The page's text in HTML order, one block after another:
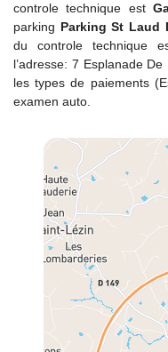
controle technique est
parking Parking St Laud
du controle technique
l’adresse: 7 Esplanade
les types de paiements
examen auto.